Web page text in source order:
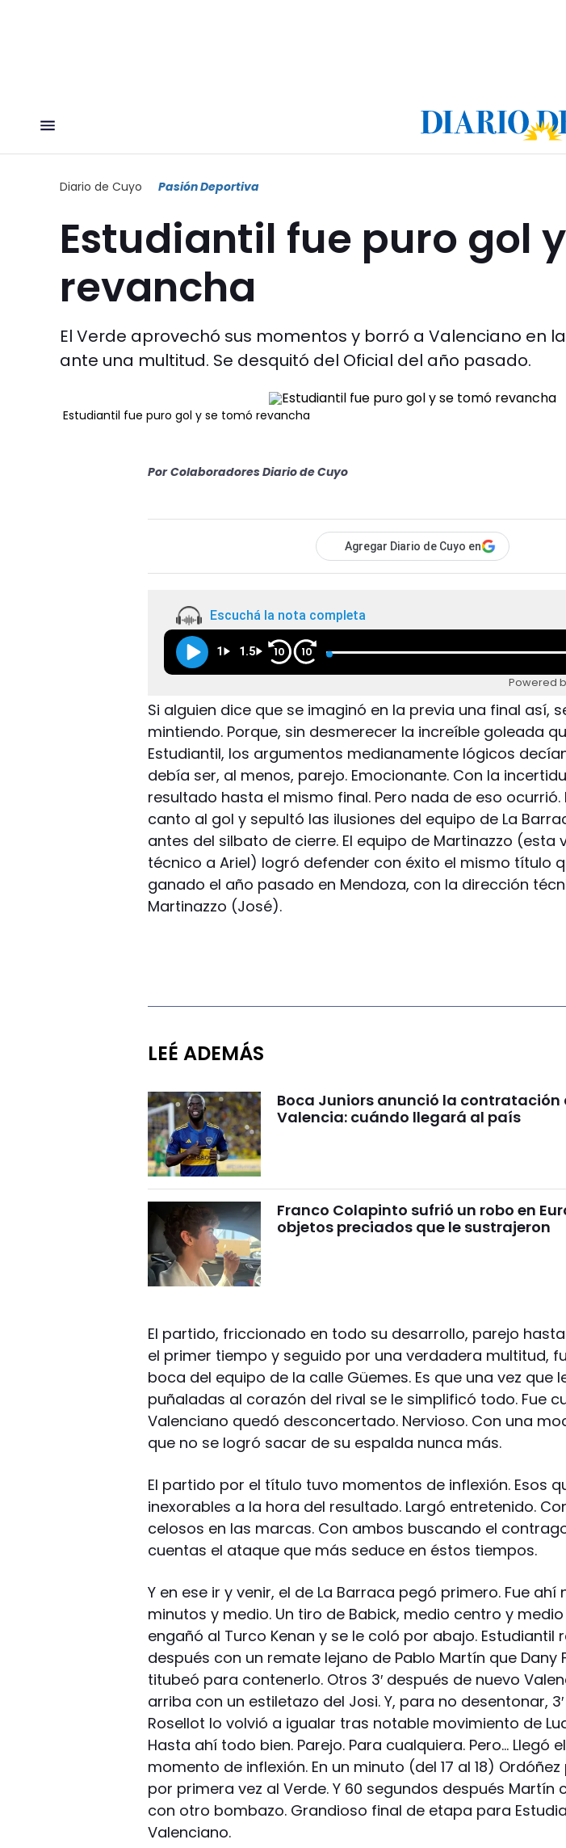
Diario de Cuyo Pasión Deportiva
Estudiantil fue puro gol
revancha
El Verde aprovechó sus momentos y borró a Valenciano en
ante una multitud. Se desquitó del Oficial del año pasado.
Estudiantil fue puro gol y se tomó revancha
Por Colaboradores Diario de Cuyo
Agregar Diario de Cuyo en
Escuchá la nota completa
1 1.5 10 10
Powered
Si alguien dice que se imaginó en la previa una final así,
mintiendo. Porque, sin desmerecer la increíble goleada
Estudiantil, los argumentos medianamente lógicos
debía ser, al menos, parejo. Emocionante. Con la
resultado hasta el mismo final. Pero nada de eso ocurrió.
canto al gol y sepultó las ilusiones del equipo de La
antes del silbato de cierre. El equipo de Martinazzo (esta
técnico a Ariel) logró defender con éxito el mismo título
ganado el año pasado en Mendoza, con la dirección
Martinazzo (José).
LEÉ ADEMÁS
Boca Juniors anunció la contratación
Valencia: cuándo llegará al país
Franco Colapinto sufrió un robo en
objetos preciados que le sustrajeron
El partido, friccionado en todo su desarrollo, parejo
el primer tiempo y seguido por una verdadera multitud,
boca del equipo de la calle Güemes. Es que una vez que
puñaladas al corazón del rival se le simplificó todo. Fue
Valenciano quedó desconcertado. Nervioso. Con una
que no se logró sacar de su espalda nunca más.
El partido por el título tuvo momentos de inflexión. Esos
inexorables a la hora del resultado. Largó entretenido.
celosos en las marcas. Con ambos buscando el
cuentas el ataque que más seduce en éstos tiempos.
Y en ese ir y venir, el de La Barraca pegó primero. Fue ahí
minutos y medio. Un tiro de Babick, medio centro y
engañó al Turco Kenan y se le coló por abajo. Estudiantil
después con un remate lejano de Pablo Martín que Dany
titubeó para contenerlo. Otros 3′ después de nuevo
arriba con un estiletazo del Josi. Y, para no desentonar,
Rosellot lo volvió a igualar tras notable movimiento de
Hasta ahí todo bien. Parejo. Para cualquiera. Pero… Llegó
momento de inflexión. En un minuto (del 17 al 18)
por primera vez al Verde. Y 60 segundos después Martín
con otro bombazo. Grandioso final de etapa para
Valenciano.